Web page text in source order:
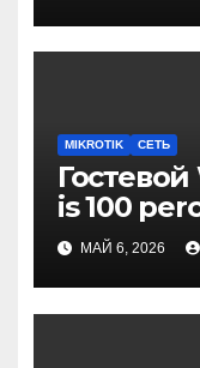
MIKROTIK СЕТЬ
is 100
МАЙ 6, 2026